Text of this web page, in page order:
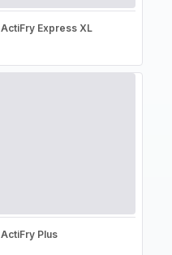
ActiFry Express XL
ActiFry Plus